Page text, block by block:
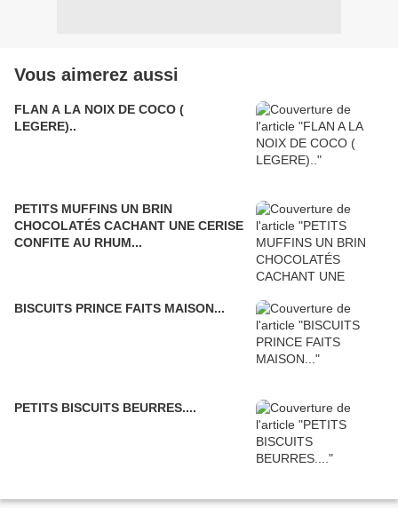
Vous aimerez aussi
FLAN A LA NOIX DE COCO (
LEGERE)..
PETITS MUFFINS UN BRIN
CHOCOLATÉS CACHANT UNE CERISE
CONFITE AU RHUM...
BISCUITS PRINCE FAITS MAISON...
PETITS BISCUITS BEURRES....